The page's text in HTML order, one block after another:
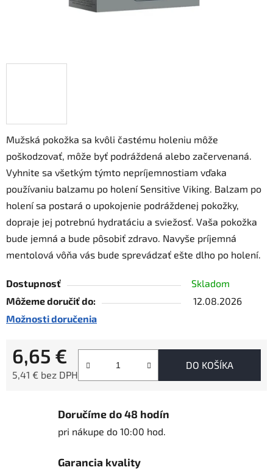
Mužská pokožka sa kvôli častému holeniu môže
poškodzovať, môže byť podráždená alebo začervenaná.
Vyhnite sa všetkým týmto nepríjemnostiam vďaka
používaniu balzamu po holení Sensitive Viking. Balzam po
holení sa postará o upokojenie podráždenej pokožky,
dopraje jej potrebnú hydratáciu a sviežosť. Vaša pokožka
bude jemná a bude pôsobiť zdravo. Navyše príjemná
mentolová vôňa vás bude sprevádzať ešte dlho po holení.
Dostupnosť
Skladom
Môžeme doručiť do:
12.08.2026
Možnosti doručenia
6,65 €
5,41 € bez DPH
DO KOŠÍKA
Doručíme do 48 hodín
pri nákupe do 10:00 hod.
Garancia kvality